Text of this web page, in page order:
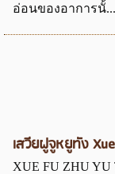
อ่อนของอาการนั้...
เสวียฝูจูหยูทัง
XUE FU ZHU YU